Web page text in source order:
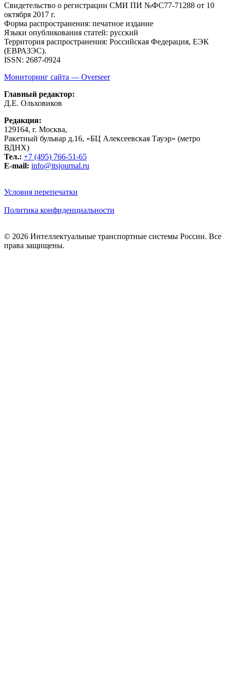
Свидетельство о регистрации СМИ ПИ №ФС77-71288 от 10
октября 2017 г.
Форма распространения: печатное издание
Языки опубликования статей: русский
Территория распространения: Российская Федерация, ЕЭК
(ЕВРАЗЭС).
ISSN: 2687-0924
Мониторинг сайта — Overseer
Главный редактор:
Д.Е. Ольховиков
Редакция:
129164, г. Москва,
Ракетный бульвар д.16, «БЦ Алексеевская Тауэр» (метро
ВДНХ)
Тел.: +7 (495) 766-51-65
E-mail: info@itsjournal.ru
Условия перепечатки
Политика конфиденциальности
© 2026 Интеллектуальные транспортные системы России. Все
права защищены.